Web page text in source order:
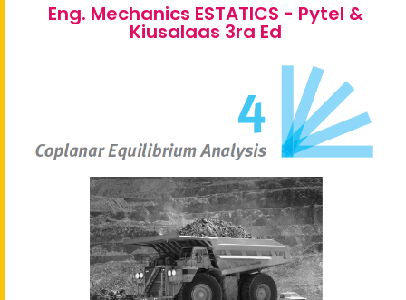
Eng. Mechanics ESTATICS - Pytel &
Kiusalaas 3ra Ed